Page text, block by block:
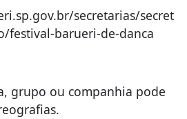
secretarias/secret
festival-barueri-de-danca
grupo ou companhia pode